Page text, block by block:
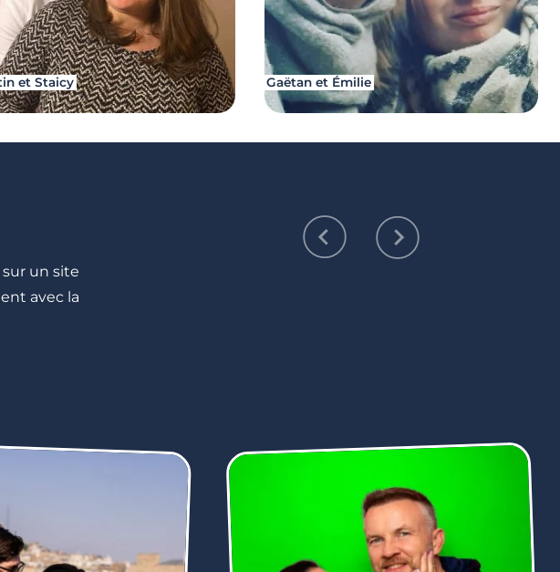
et Staicy Gaëtan et Émilie
un site
avec la